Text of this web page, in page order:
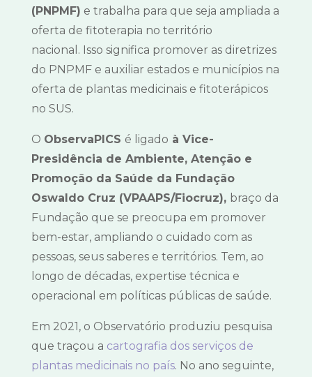
(PNPMF) e trabalha para que seja ampliada a
oferta de fitoterapia no território
nacional. Isso significa promover as diretrizes
do PNPMF e auxiliar estados e municípios na
oferta de plantas medicinais e fitoterápicos
no SUS.
O ObservaPICS é ligado à Vice-
Presidência de Ambiente, Atenção e
Promoção da Saúde da Fundação
Oswaldo Cruz (VPAAPS/Fiocruz), braço da
Fundação que se preocupa em promover
bem-estar, ampliando o cuidado com as
pessoas, seus saberes e territórios. Tem, ao
longo de décadas, expertise técnica e
operacional em políticas públicas de saúde.
Em 2021, o Observatório produziu pesquisa
que traçou a cartografia dos serviços de
plantas medicinais no país. No ano seguinte,